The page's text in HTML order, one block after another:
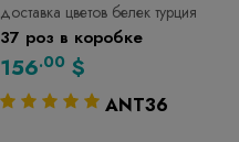
доставка цветов белек турция
37 роз в коробке
156.00 $
ANT36